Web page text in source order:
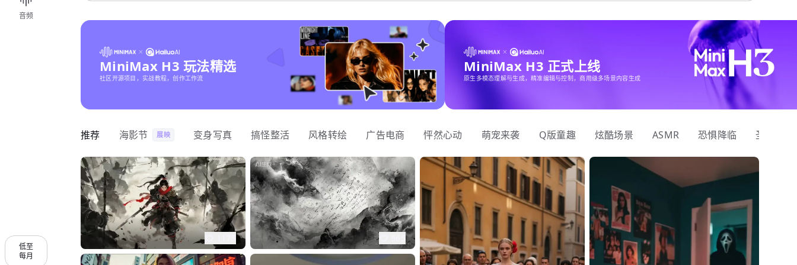
音频
低至
每月
MiniMax H3 玩法精选
社区开源项目，实战教程，创作工作流
MiniMax H3 正式上线
原生多模态理解与生成，精准编辑与控制，商用级多场景内容生成
推荐 海影节 展映 变身写真 搞怪整活 风格转绘 广告电商 怦然心动 萌宠来袭 Q版童趣 炫酷场景 ASMR 恐惧降临 圣诞狂欢